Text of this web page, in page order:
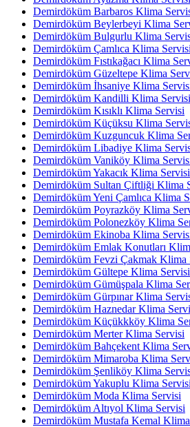
Demirdöküm Barbaros Klima
Demirdöküm Beylerbeyi Klima
Demirdöküm Bulgurlu Klima
Demirdöküm Çamlıca Klima Servisi
Demirdöküm Fıstıkağacı Klima
Demirdöküm Güzeltepe Klima
Demirdöküm İhsaniye Klima
Demirdöküm Kandilli Klima Servisi
Demirdöküm Kısıklı Klima Servisi
Demirdöküm Küçüksu Klima
Demirdöküm Kuzguncuk Klima
Demirdöküm Libadiye Klima
Demirdöküm Vaniköy Klima
Demirdöküm Yakacık Klima Servisi
Demirdöküm Sultan Çiftliği Klima
Demirdöküm Yeni Çamlıca Klima
Demirdöküm Poyrazköy Klima
Demirdöküm Polonezköy Klima
Demirdöküm Ekinoba Klima
Demirdöküm Emlak Konutları
Demirdöküm Fevzi Çakmak Klima
Demirdöküm Gültepe Klima Servisi
Demirdöküm Gümüşpala Klima
Demirdöküm Gürpınar Klima
Demirdöküm Haznedar Klima
Demirdöküm Küçükkköy Klima
Demirdöküm Merter Klima Servisi
Demirdöküm Bahçekent Klima
Demirdöküm Mimaroba Klima
Demirdöküm Şenliköy Klima
Demirdöküm Yakuplu Klima Servisi
Demirdöküm Moda Klima Servisi
Demirdöküm Altıyol Klima Servisi
Demirdöküm Mustafa Kemal